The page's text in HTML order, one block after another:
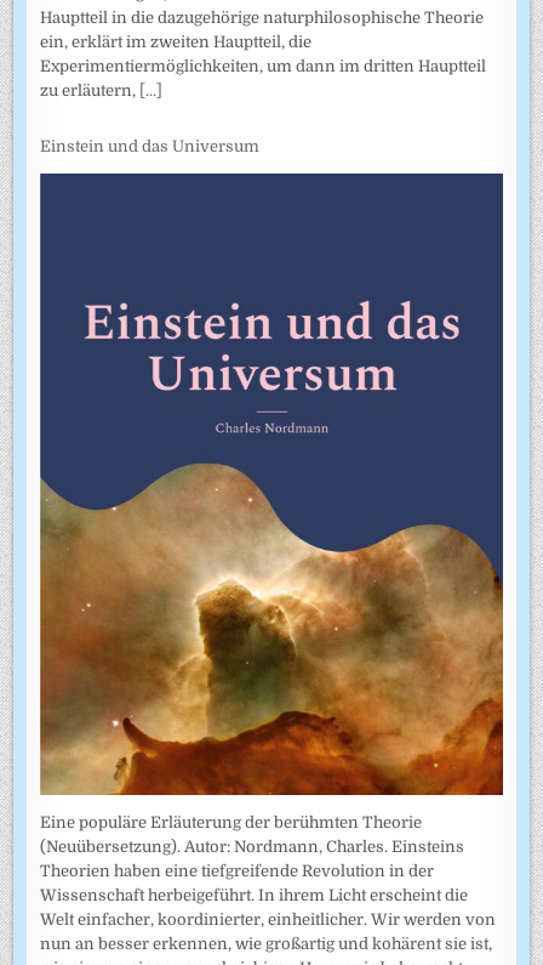
Hauptteil in die dazugehörige naturphilosophische Theorie
ein, erklärt im zweiten Hauptteil, die
Experimentiermöglichkeiten, um dann im dritten Hauptteil
zu erläutern, [...]
Einstein und das Universum
Eine populäre Erläuterung der berühmten Theorie
(Neuübersetzung). Autor: Nordmann, Charles. Einsteins
Theorien haben eine tiefgreifende Revolution in der
Wissenschaft herbeigeführt. In ihrem Licht erscheint die
Welt einfacher, koordinierter, einheitlicher. Wir werden von
nun an besser erkennen, wie großartig und kohärent sie ist,